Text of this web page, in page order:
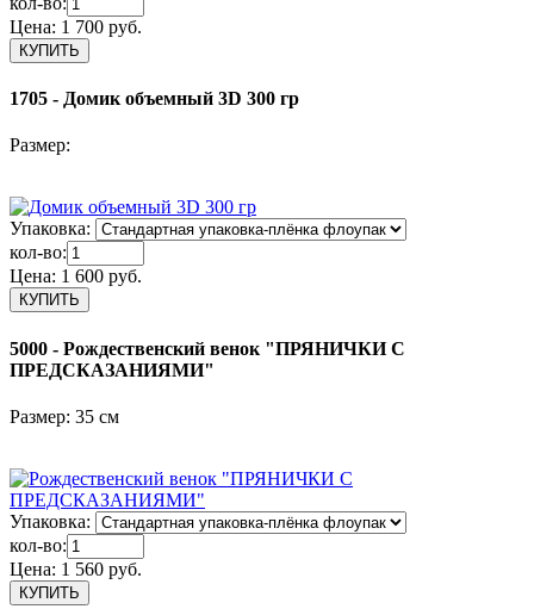
Цена: 1 700 руб.
1705 - Домик объемный 3D 300 гр
Размер:
Упаковка:
кол-во:
Цена: 1 600 руб.
5000 - Рождественский венок "ПРЯНИЧКИ С
ПРЕДСКАЗАНИЯМИ"
Размер: 35 см
Упаковка:
кол-во:
Цена: 1 560 руб.